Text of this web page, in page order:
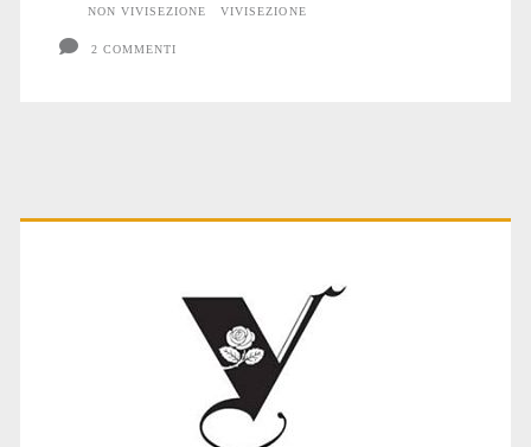
NON VIVISEZIONE
VIVISEZIONE
2 COMMENTI
Primary